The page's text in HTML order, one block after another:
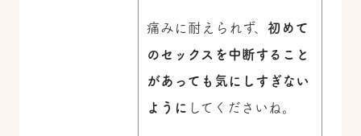
痛みに耐えられず、 初めて
のセックスを中断すること
があっても気にしすぎない
ように してくださいね。